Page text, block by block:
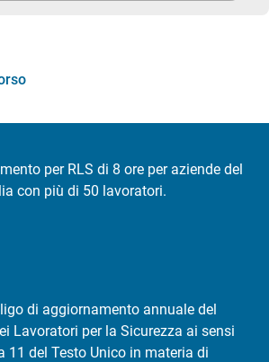
per RLS di 8 ore per aziende del
con più di 50 lavoratori.
di aggiornamento annuale del
Lavoratori per la Sicurezza ai sensi
11 del Testo Unico in materia di